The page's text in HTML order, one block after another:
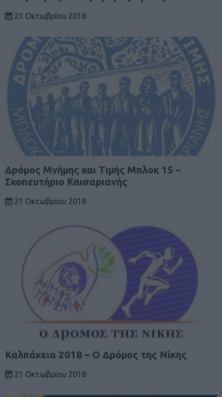
21 Οκτωβρίου 2018
Δρόμος Μνήμης και Τιμής Μπλοκ 15 –
Σκοπευτήριο Καισαριανής
21 Οκτωβρίου 2018
Καλπάκεια 2018 – Ο Δρόμος της Νίκης
21 Οκτωβρίου 2018